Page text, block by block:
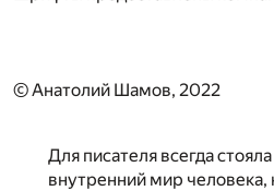
© Анатолий Шамов, 2022
Для писателя всегда
внутренний мир человека,